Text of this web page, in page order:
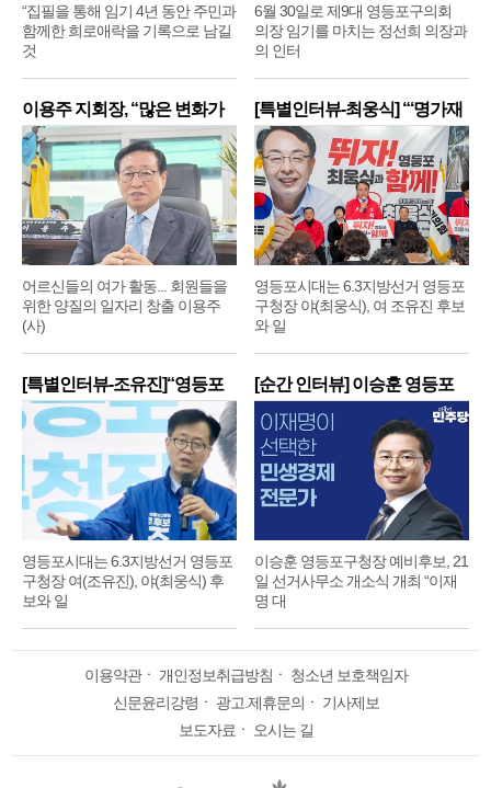
“집필을 통해 임기 4년 동안 주민과
함께한 희로애락을 기록으로 남길
것
6월 30일로 제9대 영등포구의회
의장 임기를 마치는 정선희 의장과
의 인터
이용주 지회장, “많은 변화가
어르신들의 여가 활동... 회원들을
위한 양질의 일자리 창출 이용주
(사)
[특별인터뷰-최웅식] “‘명가재
영등포시대는 6.3지방선거 영등포
구청장 야(최웅식), 여 조유진 후보
와 일
[특별인터뷰-조유진]“영등포
구
영등포시대는 6.3지방선거 영등포
구청장 여(조유진), 야(최웅식) 후
보와 일
[순간 인터뷰] 이승훈 영등포
구
이승훈 영등포구청장 예비후보, 21
일 선거사무소 개소식 개최 “이재
명 대
이용약관ㆍ 개인정보취급방침 ㆍ 청소년 보호책임자
신문윤리강령 ㆍ 광고.제휴문의 ㆍ 기사제보
보도자료ㆍ 오시는 길